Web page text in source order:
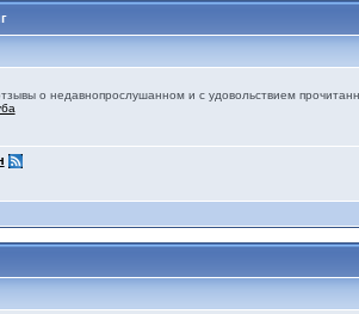
о недавнопрослушанном и с удовольствием